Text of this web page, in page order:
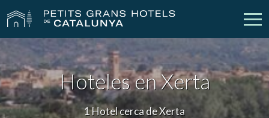
Nuestros Hoteles Escapadas
Bodas Empresas
Hoteles en Xerta
1 Hotel cerca de Xerta